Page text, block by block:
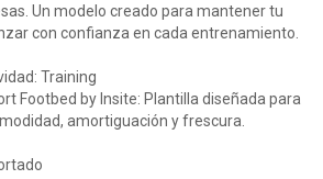
Un modelo creado para mantener tu
con confianza en cada entrenamiento.
Training
Footbed by Insite: Plantilla diseñada para
amortiguación y frescura.